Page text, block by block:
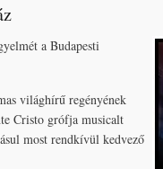
a Budapesti
világhírű regényének
Cristo grófja musicalt
most rendkívül kedvező